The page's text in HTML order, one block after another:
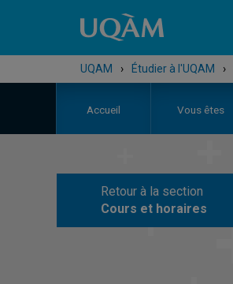
UQAM › Étudier à l'UQAM ›
Accueil Vous êtes
Retour à la section
Cours et horaires